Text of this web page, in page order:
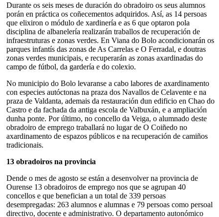
Durante os seis meses de duración do obradoiro os seus alumnos
porán en práctica os coñecementos adquiridos. Así, as 14 persoas
que elixiron o módulo de xardinería e as 6 que optaron pola
disciplina de albanelería realizarán traballos de recuperación de
infraestruturas e zonas verdes. En Viana do Bolo acondicionarán os
parques infantís das zonas de As Carrelas e O Ferradal, e doutras
zonas verdes municipais, e recuperarán as zonas axardinadas do
campo de fútbol, da gardería e do colexio.
No municipio do Bolo levaranse a cabo labores de axardinamento
con especies autóctonas na praza dos Navallos de Celavente e na
praza de Valdanta, ademais da restauración dun edificio en Chao do
Castro e da fachada da antiga escola de Valbuxán, e a ampliación
dunha ponte. Por último, no concello da Veiga, o alumnado deste
obradoiro de emprego traballará no lugar de O Coiñedo no
axardinamento de espazos públicos e na recuperación de camiños
tradicionais.
13 obradoiros na provincia
Dende o mes de agosto se están a desenvolver na provincia de
Ourense 13 obradoiros de emprego nos que se agrupan 40
concellos e que benefician a un total de 339 persoas
desempregadas: 263 alumnos e alumnas e 79 persoas como persoal
directivo, docente e administrativo. O departamento autonómico